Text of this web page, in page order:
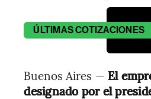
ÚLTIMASCOTIZACIONES
Buenos Aires — El
designado por el